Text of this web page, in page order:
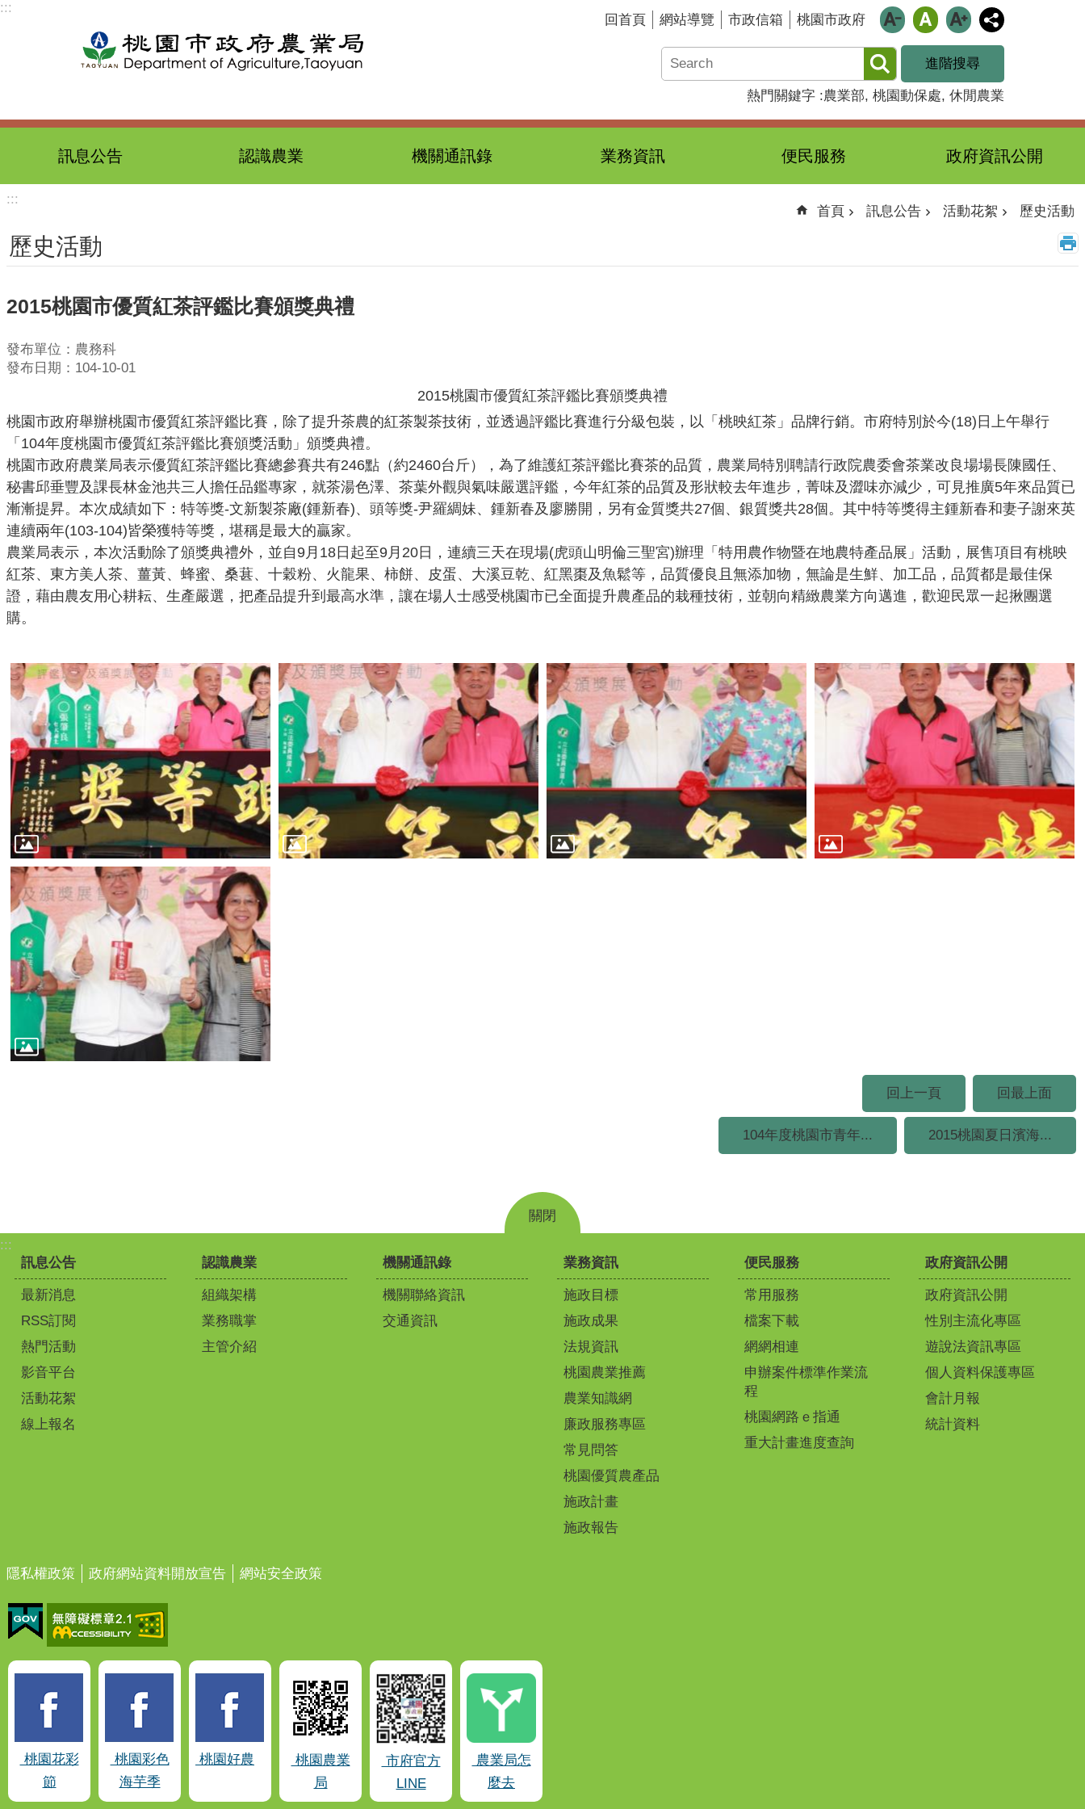
跳到主要內容區塊
:::
回首頁 網站導覽 市政信箱 桃園市政府
進階搜尋
熱門關鍵字 農業部 桃園動保處 休閒農業
訊息公告 認識農業 機關通訊錄 業務資訊 便民服務 政府資訊公開
:::
首頁 訊息公告 活動花絮 歷史活動
歷史活動
2015桃園市優質紅茶評鑑比賽頒獎典禮
發布單位：農務科
發布日期：104-10-01
2015桃園市優質紅茶評鑑比賽頒獎典禮
桃園市政府舉辦桃園市優質紅茶評鑑比賽，除了提升茶農的紅茶製茶技術，並透過評鑑比賽進行分級包裝，以「桃映紅茶」品牌行銷。市府特別於今(18)日上午舉行
「 104年度桃園市優質紅茶評鑑比賽頒獎活動」頒獎典禮。
桃園市政府農業局表示優質紅茶評鑑比賽總參賽共有246點（約2460台斤），為了維護紅茶評鑑比賽茶的品質，農業局特別聘請行政院農委會茶業改良場場長陳國任、
秘書邱垂豐及課長林金池共三人擔任品鑑專家，就茶湯色澤、茶葉外觀與氣味嚴選評鑑，今年紅茶的品質及形狀較去年進步，菁味及澀味亦減少，可見推廣5年來品質已
漸漸提昇。本次成績如下：特等獎-文新製茶廠(鍾新春)、頭等獎-尹羅綢妹、鍾新春及廖勝開，另有金質獎共27個、銀質獎共28個。其中特等獎得主鍾新春和妻子謝來英
連續兩年(103-104)皆榮獲特等獎，堪稱是最大的贏家。
農業局表示，本次活動除了頒獎典禮外，並自9月18日起至9月20日，連續三天在現場(虎頭山明倫三聖宮)辦理「特用農作物暨在地農特產品展」活動，展售項目有桃映
紅茶、東方美人茶、薑黃、蜂蜜、桑葚、十穀粉、火龍果、柿餅、皮蛋、大溪豆乾、紅黑棗及魚鬆等，品質優良且無添加物，無論是生鮮、加工品，品質都是最佳保
證，藉由農友用心耕耘、生產嚴選，把產品提升到最高水準，讓在場人士感受桃園市已全面提升農產品的栽種技術，並朝向精緻農業方向邁進，歡迎民眾一起揪團選
購。
回上一頁 回最上面
104年度桃園市青年... 2015桃園夏日濱海...
關閉
:::
訊息公告
最新消息
RSS訂閱
熱門活動
影音平台
活動花絮
線上報名
認識農業
組織架構
業務職掌
主管介紹
機關通訊錄
機關聯絡資訊
交通資訊
業務資訊
施政目標
施政成果
法規資訊
桃園農業推薦
農業知識網
廉政服務專區
常見問答
桃園優質農產品
施政計畫
施政報告
便民服務
常用服務
檔案下載
網網相連
申辦案件標準作業流
程
桃園網路ｅ指通
重大計畫進度查詢
政府資訊公開
政府資訊公開
性別主流化專區
遊說法資訊專區
個人資料保護專區
會計月報
統計資料
隱私權政策 政府網站資料開放宣告 網站安全政策
桃園花彩
節
桃園彩色
海芋季
桃園好農
桃園農業
局
市府官方
LINE
農業局怎
麼去